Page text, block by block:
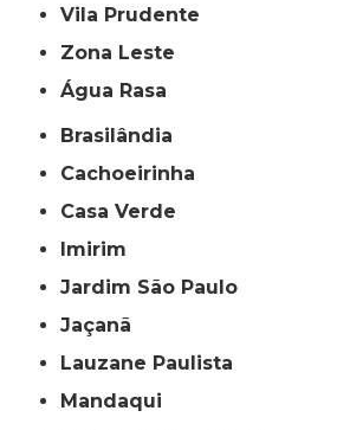
Vila Prudente
Zona Leste
Água Rasa
Brasilândia
Cachoeirinha
Casa Verde
Imirim
Jardim São Paulo
Jaçanã
Lauzane Paulista
Mandaqui